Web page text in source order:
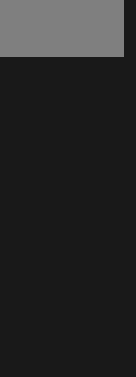
ventana)
ventana)